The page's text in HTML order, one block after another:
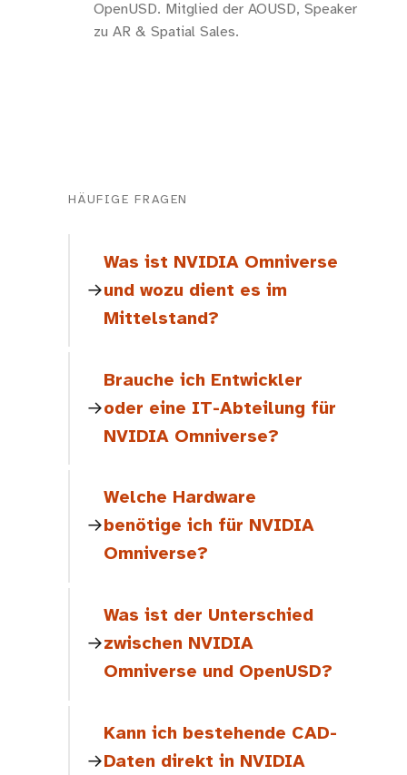
OpenUSD. Mitglied der AOUSD, Speaker
zu AR & Spatial Sales.
HÄUFIGE FRAGEN
Was ist NVIDIA Omniverse
und wozu dient es im
Mittelstand?
Brauche ich Entwickler
oder eine IT-Abteilung für
NVIDIA Omniverse?
Welche Hardware
benötige ich für NVIDIA
Omniverse?
Was ist der Unterschied
zwischen NVIDIA
Omniverse und OpenUSD?
Kann ich bestehende CAD-
Daten direkt in NVIDIA